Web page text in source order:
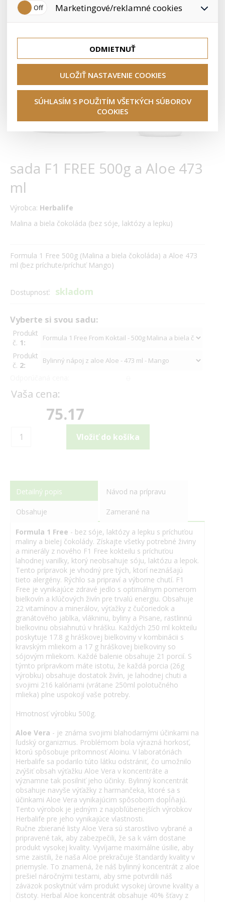
sada F1 FREE 500g a Aloe 473
ml
Výrobca: Herbalife
Malina a biela čokoláda (bez sóje, laktózy a lepku)
Formula 1 Free 500g (Malina a biela čokoláda) a Aloe 473
ml (bez príchute/príchuť Mango)
Dostupnosť: skladom
Vyberte si svou sadu:
Produkt
č. 1:
Produkt
č. 2:
Vaša cena:
75.17
Detailný popis Návod na prípravu
Obsahuje Zamerané na
Formula 1 Free - bez sóje, laktózy a lepku s príchuťou
maliny a bielej čokolády. Získajte všetky potrebné živiny
a minerály z nového F1 Free kokteilu s príchuťou
lahodnej vanilky, ktorý neobsahuje sóju, laktózu a lepok.
Tento prípravok je vhodný pre tých, ktorí neznášajú
tieto alergény. Rýchlo sa pripraví a výborne chutí. F1
Free je vynikajúce zdravé jedlo s optimálnym pomerom
bielkovín a kľúčových živín pre trvalú energiu. Obsahuje
22 vitamínov a minerálov, výťažky z čučoriedok a
granátového jablka, vlákninu, byliny a Pisane, rastlinnú
bielkovinu obsiahnutú v hrášku. Každých 250 ml kokteilu
poskytuje 17.8 g hráškovej bielkoviny v kombinácii s
kravským mliekom a 17 g hráškovej bielkoviny so
sójovým mliekom. Každé balenie obsahuje 21 porcií. S
týmto prípravkom máte istotu, že každá porcia (26g
výrobku) obsahuje dostatok živín, je lahodnej chuti a
svojimi 216 kalóriami (vrátane 250ml polotučného
mlieka) plne uspokojí vaše potreby.
Hmotnosť výrobku 500g.
Aloe Vera - je známa svojimi blahodarnými účinkami na
ľudský organizmus. Problémom bola výrazná horkosť,
ktorú spôsobuje prítomnosť Aloinu. V laboratóriách
Herbalife sa podarilo túto látku odstrániť, čo umožnilo
zvýšiť obsah výťažku Aloe Vera v koncentráte a
významne tak posilniť jeho účinky. Bylinný koncentrát
obsahuje navyše výťažky z harmančeka, ktoré sa s
účinkami Aloe Vera vynikajúcim spôsobom dopĺňajú.
Tento výrobok je jedným z najobľúbenejších výrobkov
Herbalife pre jeho vynikajúce vlastnosti.
Ručne zbierané listy Aloe Vera sú starostlivo vybrané a
pripravené tak, aby zabezpečili, že sa k vám dostane
produkt vysokej kvality. Vyvíjame maximálne úsilie, aby
sme zaistili, že naša Aloe prekračuje štandardy kvality v
priemysle. To znamená, že náš bylinný koncentrát z aloe
prešiel náročnými testami, aby sme potvrdili náš
záväzok poskytnúť vám produkt vysokej úrovne kvality a
čistoty. Herbal Aloe koncentrát obsahuje 40% šťavy z
používateľovi. Preto nedokážeme zistiť navštívené odkazy,
prehliadaný tovar a pod.
nášho obchodu vašim potrebám a záujmom, čo zaisťuje
lepšie nákupné skúsenosti. Vďaka nim môžeme ponuku
vyhnúť sa nevhodným odporúčaniam produktov či iným
nedôležitým ponukám.
Marketingové/reklamné cookies
marketingové kampane.
ODMIETNUŤ
ULOŽIŤ NASTAVENIE COOKIES
SÚHLASÍM S POUŽITÍM VŠETKÝCH SÚBOROV
COOKIES